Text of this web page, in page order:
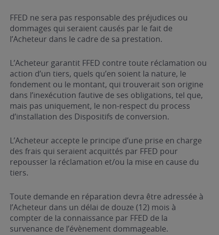
FFED ne sera pas responsable des préjudices ou
dommages qui seraient causés par le fait de
l’Acheteur dans le cadre de sa prestation.
L’Acheteur garantit FFED contre toute réclamation ou
action d’un tiers, quels qu’en soient la nature, le
fondement ou le montant, qui trouverait son origine
dans l’inexécution fautive de ses obligations, tel que,
mais pas uniquement, le non-respect du process
d’installation des Dispositifs de conversion.
L’Acheteur accepte le principe d’une prise en charge
des frais qui seraient acquittés par FFED pour
repousser la réclamation et/ou la mise en cause du
tiers.
Toute demande en réparation devra être adressée à
l’Acheteur dans un délai de douze (12) mois à
compter de la connaissance par FFED de la
survenance de l’évènement dommageable.